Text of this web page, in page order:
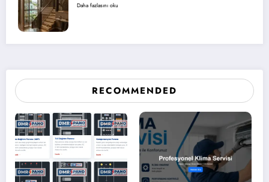
Daha fazlasını oku
RECOMMENDED